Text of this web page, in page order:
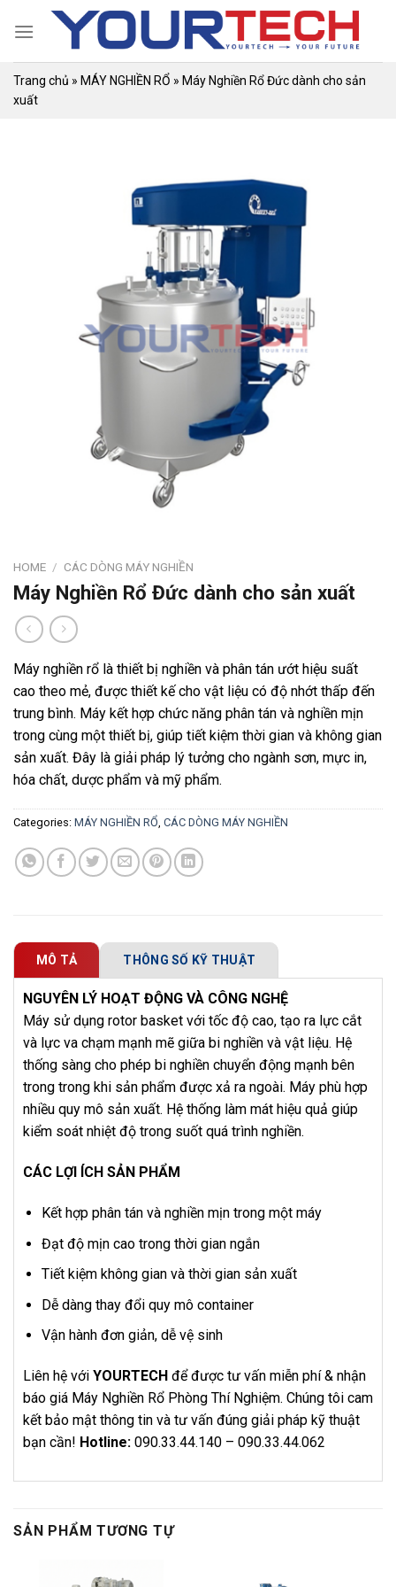
Trang chủ » MÁY NGHIỀN RỔ » Máy Nghiền Rổ Đức dành cho sản
xuất
HOME / CÁC DÒNG MÁY NGHIỀN
Máy Nghiền Rổ Đức dành cho sản xuất
Máy nghiền rổ là thiết bị nghiền và phân tán ướt hiệu suất
cao theo mẻ, được thiết kế cho vật liệu có độ nhớt thấp đến
trung bình. Máy kết hợp chức năng phân tán và nghiền mịn
trong cùng một thiết bị, giúp tiết kiệm thời gian và không gian
sản xuất. Đây là giải pháp lý tưởng cho ngành sơn, mực in,
hóa chất, dược phẩm và mỹ phẩm.
Categories: MÁY NGHIỀN RỔ, CÁC DÒNG MÁY NGHIỀN
MÔ TẢ THÔNG SỐ KỸ THUẬT
NGUYÊN LÝ HOẠT ĐỘNG VÀ CÔNG NGHỆ
Máy sử dụng rotor basket với tốc độ cao, tạo ra lực cắt
và lực va chạm mạnh mẽ giữa bi nghiền và vật liệu. Hệ
thống sàng cho phép bi nghiền chuyển động mạnh bên
trong trong khi sản phẩm được xả ra ngoài. Máy phù hợp
nhiều quy mô sản xuất. Hệ thống làm mát hiệu quả giúp
kiểm soát nhiệt độ trong suốt quá trình nghiền.
CÁC LỢI ÍCH SẢN PHẨM
Kết hợp phân tán và nghiền mịn trong một máy
Đạt độ mịn cao trong thời gian ngắn
Tiết kiệm không gian và thời gian sản xuất
Dễ dàng thay đổi quy mô container
Vận hành đơn giản, dễ vệ sinh
Liên hệ với YOURTECH để được tư vấn miễn phí & nhận
báo giá Máy Nghiền Rổ Phòng Thí Nghiệm. Chúng tôi cam
kết bảo mật thông tin và tư vấn đúng giải pháp kỹ thuật
bạn cần! Hotline: 090.33.44.140 – 090.33.44.062
SẢN PHẨM TƯƠNG TỰ